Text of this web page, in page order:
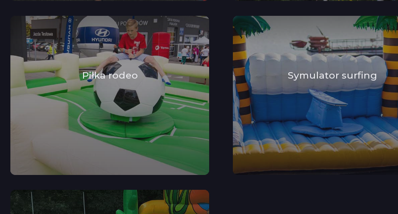
Piłka rodeo Symulator surfing